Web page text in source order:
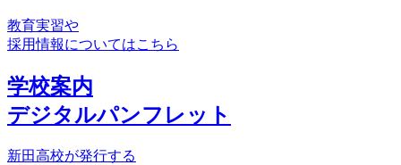
教育実習や
採用情報についてはこちら
学校案内
デジタルパンフレット
新田高校が発行する